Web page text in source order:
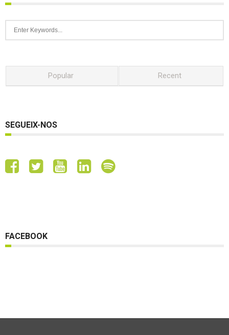
Popular Recent
SEGUEIX-NOS
FACEBOOK